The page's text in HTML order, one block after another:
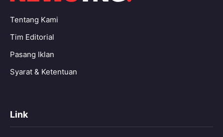
Tentang Kami
Tim Editorial
Pasang Iklan
Syarat & Ketentuan
Link